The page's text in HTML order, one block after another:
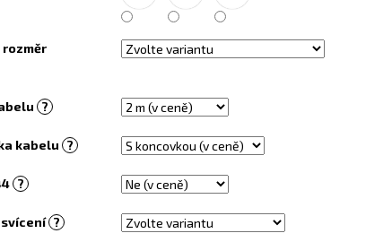
rozměr
?
kabelu ?
?
?
S OBRAZEM - 138